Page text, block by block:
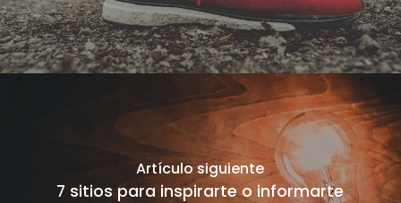
Artículo siguiente
7 sitios para inspirarte o informarte